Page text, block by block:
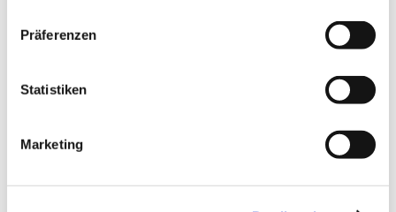
Präferenzen
Statistiken
Marketing
Speech
Medien und eure Medienkompetenz ein?